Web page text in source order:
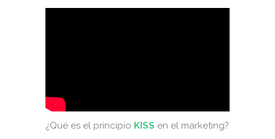
¿Qué es el principio KISS en el marketing?